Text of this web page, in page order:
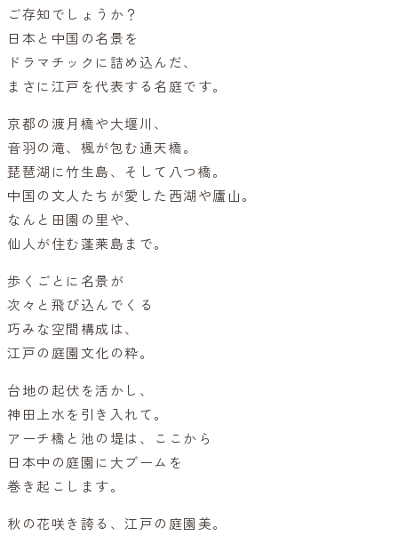
ご存知でしょうか？
日本と中国の名景を
ドラマチックに詰め込んだ、
まさに江戸を代表する名庭です。
京都の渡月橋や大堰川、
音羽の滝、楓が包む通天橋。
琵琶湖に竹生島、そして八つ橋。
中国の文人たちが愛した西湖や廬山。
なんと田園の里や、
仙人が住む蓬莱島まで。
歩くごとに名景が
次々と飛び込んでくる
巧みな空間構成は、
江戸の庭園文化の粋。
台地の起伏を活かし、
神田上水を引き入れて。
アーチ橋と池の堤は、ここから
日本中の庭園に大ブームを
巻き起こします。
秋の花咲き誇る、江戸の庭園美。